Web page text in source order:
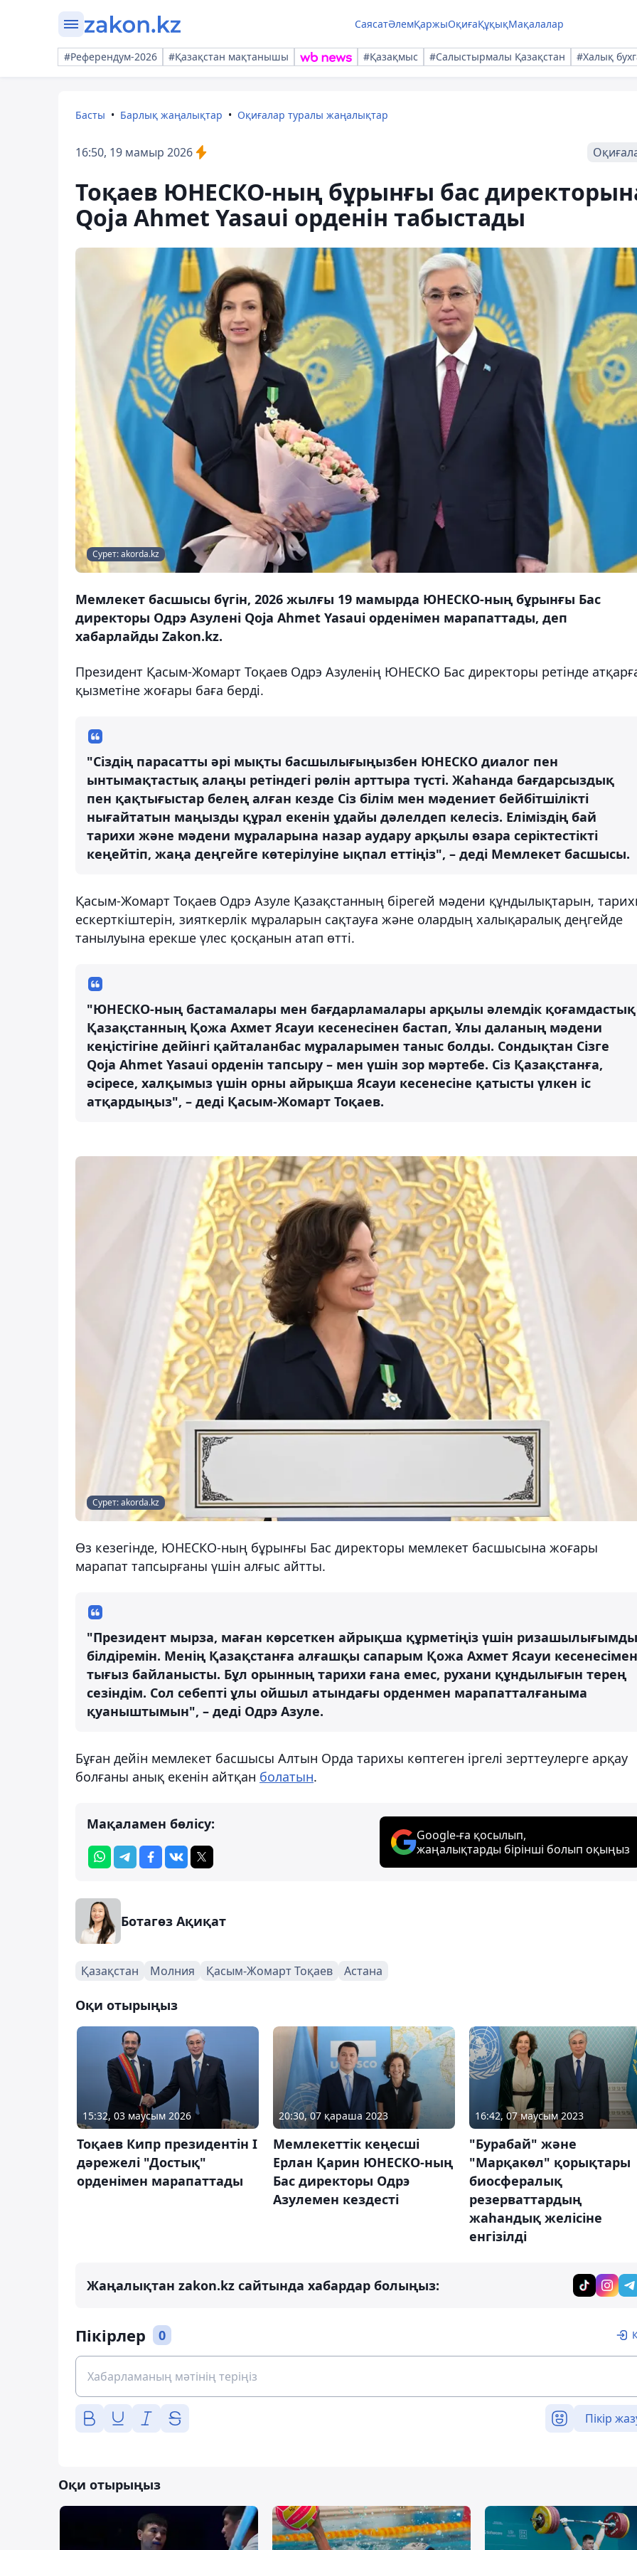
СаясатӘлемҚаржыОқиғаҚұқықМақалалар
#Референдум-2026 #Қазақстан мақтанышы #Қазақмыс #Салыстырмалы Қазақстан #Халық
Басты Барлық жаңалықтар Оқиғалар туралы жаңалықтар
16:50, 19 мамыр 2026
Тоқаев ЮНЕСКО-ның бұрынғы бас
Qoja Ahmet Yasaui орденін табыстады
Сурет: akorda.kz
Мемлекет басшысы бүгін, 2026 жылғы 19 мамырда ЮНЕСКО-ның бұрынғы Бас
директоры Одрэ Азулені Qoja Ahmet Yasaui орденімен марапаттады, деп
хабарлайды Zakon.kz.
Президент Қасым-Жомарт Тоқаев Одрэ Азуленің ЮНЕСКО Бас директоры ретінде
қызметіне жоғары баға берді.
"Сіздің парасатты әрі мықты басшылығыңызбен ЮНЕСКО диалог пен
ынтымақтастық алаңы ретіндегі рөлін арттыра түсті. Жаһанда бағдарсыздық
пен қақтығыстар белең алған кезде Сіз білім мен мәдениет бейбітшілікті
нығайтатын маңызды құрал екенін ұдайы дәлелдеп келесіз. Еліміздің бай
тарихи және мәдени мұраларына назар аудару арқылы өзара серіктестікті
кеңейтіп, жаңа деңгейге көтерілуіне ықпал еттіңіз", – деді Мемлекет басшысы.
Қасым-Жомарт Тоқаев Одрэ Азуле Қазақстанның бірегей мәдени құндылықтарын,
ескерткіштерін, зияткерлік мұраларын сақтауға және олардың халықаралық деңгейде
танылуына ерекше үлес қосқанын атап өтті.
"ЮНЕСКО-ның бастамалары мен бағдарламалары арқылы әлемдік қоғамдастық
Қазақстанның Қожа Ахмет Ясауи кесенесінен бастап, Ұлы даланың мәдени
кеңістігіне дейінгі қайталанбас мұраларымен таныс болды. Сондықтан Сізге
Qoja Ahmet Yasaui орденін тапсыру – мен үшін зор мәртебе. Сіз Қазақстанға,
әсіресе, халқымыз үшін орны айрықша Ясауи кесенесіне қатысты үлкен іс
атқардыңыз", – деді Қасым-Жомарт Тоқаев.
Сурет: akorda.kz
Өз кезегінде, ЮНЕСКО-ның бұрынғы Бас директоры мемлекет басшысына жоғары
марапат тапсырғаны үшін алғыс айтты.
"Президент мырза, маған көрсеткен айрықша құрметіңіз үшін ризашылығымды
білдіремін. Менің Қазақстанға алғашқы сапарым Қожа Ахмет Ясауи кесенесімен
тығыз байланысты. Бұл орынның тарихи ғана емес, рухани құндылығын терең
сезіндім. Сол себепті ұлы ойшыл атындағы орденмен марапатталғаныма
қуаныштымын", – деді Одрэ Азуле.
Бұған дейін мемлекет басшысы Алтын Орда тарихы көптеген іргелі зерттеулерге арқау
болғаны анық екенін айтқан болатын.
Мақаламен бөлісу:
Google-ға қосылып,
жаңалықтарды бірінші болып оқыңыз
Ботагөз Ақиқат
Қазақстан Молния Қасым-Жомарт Тоқаев Астана
Оқи отырыңыз
15:32, 03 маусым 2026
Тоқаев Кипр президентін І
дәрежелі "Достық"
орденімен марапаттады
20:30, 07 қараша 2023
Мемлекеттік кеңесші
Ерлан Қарин ЮНЕСКО-ның
Бас директоры Одрэ
Азулемен кездесті
16:42, 07 маусым 2023
"Бурабай" және
"Марқакөл" қорықтары
биосфералық
резерваттардың
жаһандық желісіне
енгізілді
Жаңалықтан zakon.kz сайтында хабардар болыңыз:
Пікірлер 0
Пікір
Оқи отырыңыз